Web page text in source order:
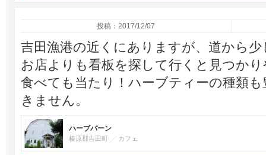
投稿：2017/12/07
吉田漁港の近くにありますが、道から
お店よりも看板を探して行くと見つか
食べても当たり！ハーブティーの種類
きません。
ハーブバーン
榛原郡吉田町 カフェ